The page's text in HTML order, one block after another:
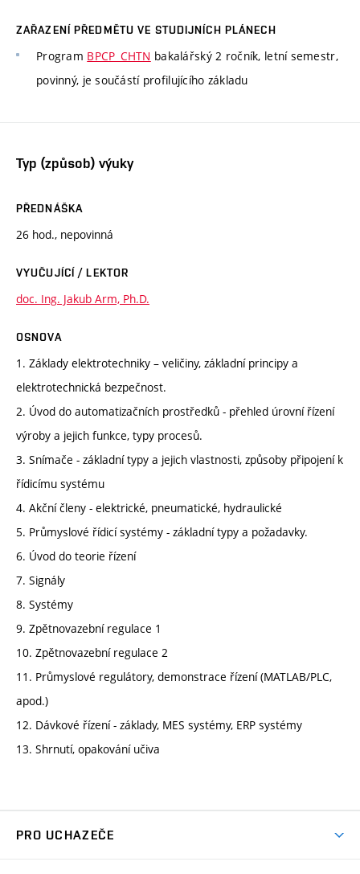
ZAŘAZENÍ PŘEDMĚTU VE STUDIJNÍCH PLÁNECH
Program BPCP_CHTN bakalářský 2 ročník, letní semestr,
povinný, je součástí profilujícího základu
Typ (způsob) výuky
PŘEDNÁŠKA
26 hod., nepovinná
VYUČUJÍCÍ / LEKTOR
doc. Ing. Jakub Arm, Ph.D.
OSNOVA
1. Základy elektrotechniky – veličiny, základní principy a
elektrotechnická bezpečnost.
2. Úvod do automatizačních prostředků - přehled úrovní řízení
výroby a jejich funkce, typy procesů.
3. Snímače - základní typy a jejich vlastnosti, způsoby připojení k
řídicímu systému
4. Akční členy - elektrické, pneumatické, hydraulické
5. Průmyslové řídicí systémy - základní typy a požadavky.
6. Úvod do teorie řízení
7. Signály
8. Systémy
9. Zpětnovazební regulace 1
10. Zpětnovazební regulace 2
11. Průmyslové regulátory, demonstrace řízení (MATLAB/PLC,
apod.)
12. Dávkové řízení - základy, MES systémy, ERP systémy
13. Shrnutí, opakování učiva
PRO UCHAZEČE